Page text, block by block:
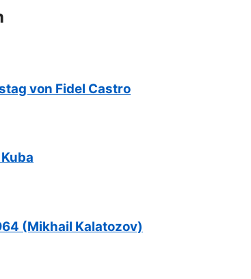
von Fidel Castro
(Mikhail Kalatozov)